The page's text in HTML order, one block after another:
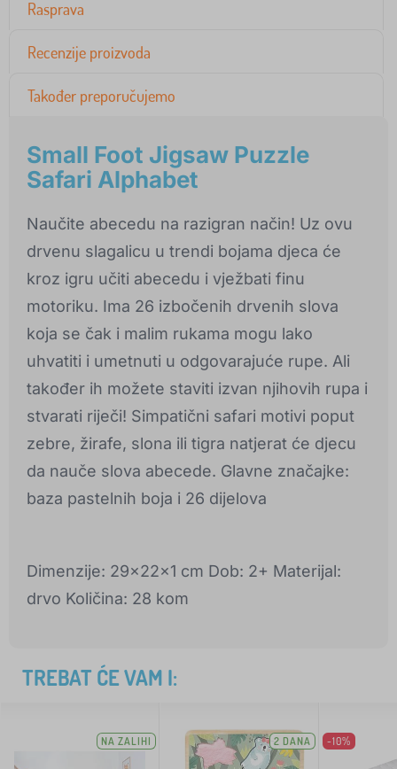
Rasprava
Recenzije proizvoda
Također preporučujemo
Small Foot Jigsaw Puzzle
Safari Alphabet
Naučite abecedu na razigran način! Uz ovu
drvenu slagalicu u trendi bojama djeca će
kroz igru učiti abecedu i vježbati finu
motoriku. Ima 26 izbočenih drvenih slova
koja se čak i malim rukama mogu lako
uhvatiti i umetnuti u odgovarajuće rupe. Ali
također ih možete staviti izvan njihovih rupa i
stvarati riječi! Simpatični safari motivi poput
zebre, žirafe, slona ili tigra natjerat će djecu
da nauče slova abecede. Glavne značajke:
baza pastelnih boja i 26 dijelova
Dimenzije: 29x22x1 cm Dob: 2+ Materijal:
drvo Količina: 28 kom
TREBAT ĆE VAM I:
NA ZALIHI 2 DANA -10%